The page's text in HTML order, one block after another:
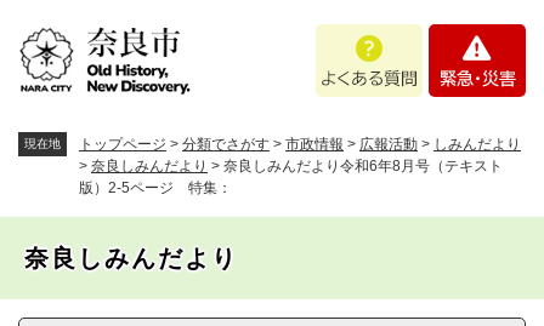
。
あ
問
・
現在地 トップページ > 分類でさがす > 市政情報 > 広報活動 > しみんだより
> 奈良しみんだより > 奈良しみんだより令和6年8月号（テキスト
版）2-5ページ 特集：
奈良しみんだより